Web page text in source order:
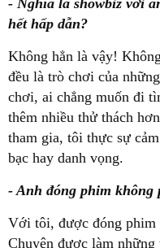
hết hấp dẫn?
Không hẳn là vậy!
đều là trò chơi của
chơi, ai chẳng muốn đi
thêm nhiều thử thách
tham gia, tôi thực sự
bạc hay danh vọng.
- Anh đóng phim không
Với tôi, được đóng phim
Chuyện được làm